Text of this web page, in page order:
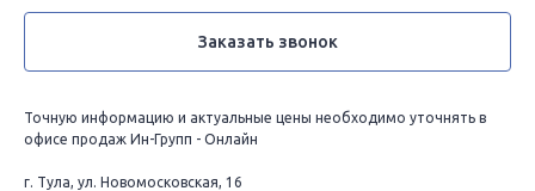
Заказать звонок
Точную информацию и актуальные цены необходимо уточнять в
офисе продаж Ин-Групп - Онлайн
г. Тула, ул. Новомосковская, 16